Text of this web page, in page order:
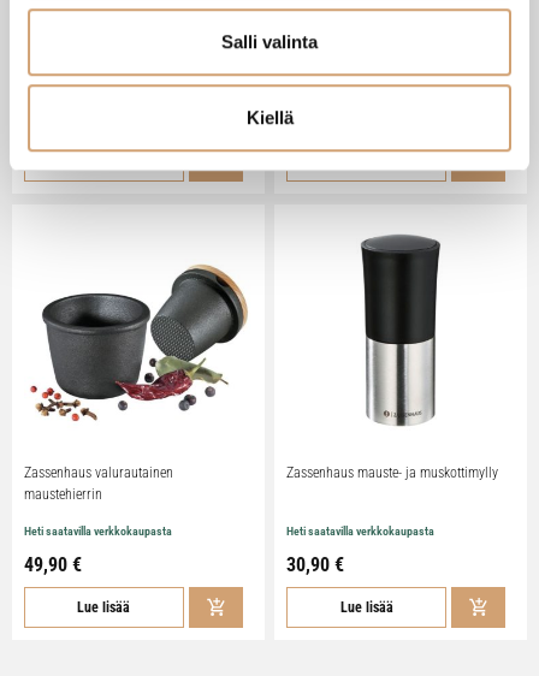
Salli valinta
Kiellä
Heti saatavilla verkkokaupasta Heti saatavilla verkkokaupasta
9,90 €
Zassenhaus valurautainen
maustehierrin
Heti saatavilla verkkokaupasta
49,90 €
Lue lisää
Zassenhaus mauste- ja muskottimylly
Heti saatavilla verkkokaupasta
30,90 €
Lue lisää